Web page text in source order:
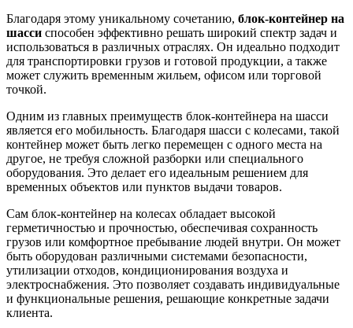
Благодаря этому уникальному сочетанию, блок-контейнер на
шасси способен эффективно решать широкий спектр задач и
использоваться в различных отраслях. Он идеально подходит
для транспортировки грузов и готовой продукции, а также
может служить временным жильем, офисом или торговой
точкой.
Одним из главных преимуществ блок-контейнера на шасси
является его мобильность. Благодаря шасси с колесами, такой
контейнер может быть легко перемещен с одного места на
другое, не требуя сложной разборки или специального
оборудования. Это делает его идеальным решением для
временных объектов или пунктов выдачи товаров.
Сам блок-контейнер на колесах обладает высокой
герметичностью и прочностью, обеспечивая сохранность
грузов или комфортное пребывание людей внутри. Он может
быть оборудован различными системами безопасности,
утилизации отходов, кондиционирования воздуха и
электроснабжения. Это позволяет создавать индивидуальные
и функциональные решения, решающие конкретные задачи
клиента.